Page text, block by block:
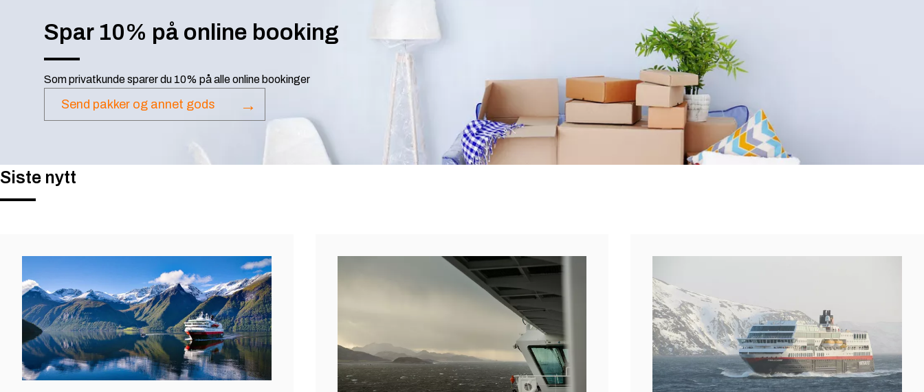
Spar 10% på online booking
Som privatkunde sparer du 10% på alle online bookinger
Send pakker og annet gods
Siste nytt